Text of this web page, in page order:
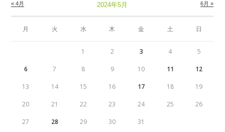
2024年5月
月 火 水 木 金 土 日
« 4月 6月 »
1 2 3 4 5
6 7 8 9 10 11 12
13 14 15 16 17 18 19
20 21 22 23 24 25 26
27 28 29 30 31